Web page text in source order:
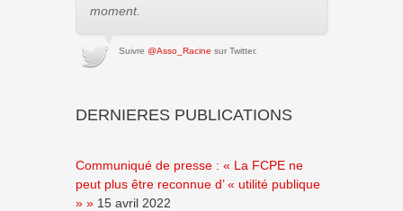
moment.
Suivre @Asso_Racine sur Twitter.
DERNIERES PUBLICATIONS
Communiqué de presse : « La FCPE ne
peut plus être reconnue d’ « utilité publique
» » 15 avril 2022